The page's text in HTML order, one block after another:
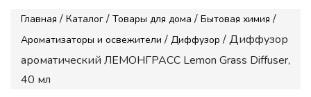
Главная / Каталог / Товары для дома / Бытовая химия /
Ароматизаторы и освежители / Диффузор / Диффузор
ароматический ЛЕМОНГРАСС Lemon Grass Diffuser,
40 мл